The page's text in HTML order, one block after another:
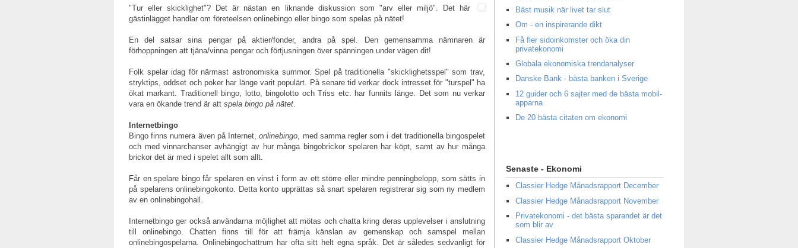
"Tur eller skicklighet"? Det är nästan en liknande diskussion som "arv eller miljö". Det här
gästinlägget handlar om företeelsen onlinebingo eller bingo som spelas på nätet!
En del satsar sina pengar på aktier/fonder, andra på spel. Den gemensamma nämnaren är
förhoppningen att tjäna/vinna pengar och förtjusningen över spänningen under vägen dit!
Folk spelar idag för närmast astronomiska summor. Spel på traditionella "skicklighetsspel" som trav,
stryktips, oddset och poker har länge varit populärt. På senare tid verkar dock intresset för "turspel" ha
ökat markant. Traditionell bingo, lotto, bingolotto och Triss etc. har funnits länge. Det som nu verkar
vara en ökande trend är att spela bingo på nätet.
Internetbingo
Bingo finns numera även på Internet,onlinebingo, med samma regler som i det traditionella bingospelet
och med vinnarchanser avhängigt av hur många bingobrickor spelaren har köpt, samt av hur många
brickor det är med i spelet allt som allt.
Får en spelare bingo får spelaren en vinst i form av ett större eller mindre penningbelopp, som sätts in
på spelarens onlinebingokonto. Detta konto upprättas så snart spelaren registrerar sig som ny medlem
av en onlinebingohall.
Internetbingo ger också användarna möjlighet att mötas och chatta kring deras upplevelser i anslutning
till onlinebingo. Chatten finns till för att främja känslan av gemenskap och samspel mellan
onlinebingospelarna. Onlinebingochattrum har ofta sitt helt egna språk. Det är således sedvanligt för
Bäst musik när livet tar slut
Om - en inspirerande dikt
Få fler sidoinkomster och öka din
privatekonomi
Globala ekonomiska trendanalyser
Danske Bank - bästa banken i Sverige
12 guider och 6 sajter med de bästa mobil-
apparna
De 20 bästa citaten om ekonomi
Senaste - Ekonomi
Classier Hedge Månadsrapport December
Classier Hedge Månadsrapport November
Privatekonomi - det bästa sparandet är det
som blir av
Classier Hedge Månadsrapport Oktober